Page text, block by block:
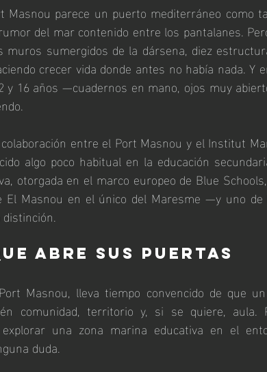
Masnou parece un puerto mediterráneo como
del mar contenido entre los pantalanes.
muros sumergidos de la dársena, diez
crecer vida donde antes no había nada. Y
y 16 años —cuadernos en mano, ojos muy
entre el Port Masnou y el Institut
algo poco habitual en la educación
otorgada en el marco europeo de Blue
El Masnou en el único del Maresme —y uno
abre sus puertas
Masnou, lleva tiempo convencido de que
comunidad, territorio y, si se quiere, aula.
una zona marina educativa en el
duda.